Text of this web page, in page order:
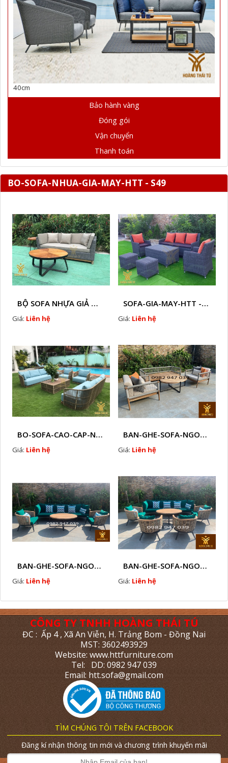
40cm
Bảo hành vàng
Đóng gói
Vận chuyển
Thanh toán
BO-SOFA-NHUA-GIA-MAY-HTT - S49
BỘ SOFA NHỰA GIẢ MÂY HTT - S86
Giá: Liên hệ
SOFA-GIA-MAY-HTT - S61 COPY
Giá: Liên hệ
BO-SOFA-CAO-CAP-NHUA-GIA-MAY-HTT - S88
Giá: Liên hệ
BAN-GHE-SOFA-NGOAI-TROI-GIA-MAY-KN12
Giá: Liên hệ
BAN-GHE-SOFA-NGOAI-TROI-GIA-MAY-KN11
Giá: Liên hệ
BAN-GHE-SOFA-NGOAI-TROI-GIA-MAY-KN10
Giá: Liên hệ
CÔNG TY TNHH HOÀNG THÁI TÚ
ĐC : Ấp 4 , Xã An Viễn, H. Trảng Bom - Đồng Nai
MST: 3602493929
Website: www.httfurniture.com
Tel: DD: 0982 947 039
Email: htt.sofa@gmail.com
TÌM CHÚNG TÔI TRÊN FACEBOOK
Đăng kí nhận thông tin mới và chương trình khuyến mãi